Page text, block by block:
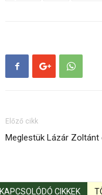
Előző cikk
Meglestük Lázár Zoltánt
KAPCSOLÓDÓ CIKKEK